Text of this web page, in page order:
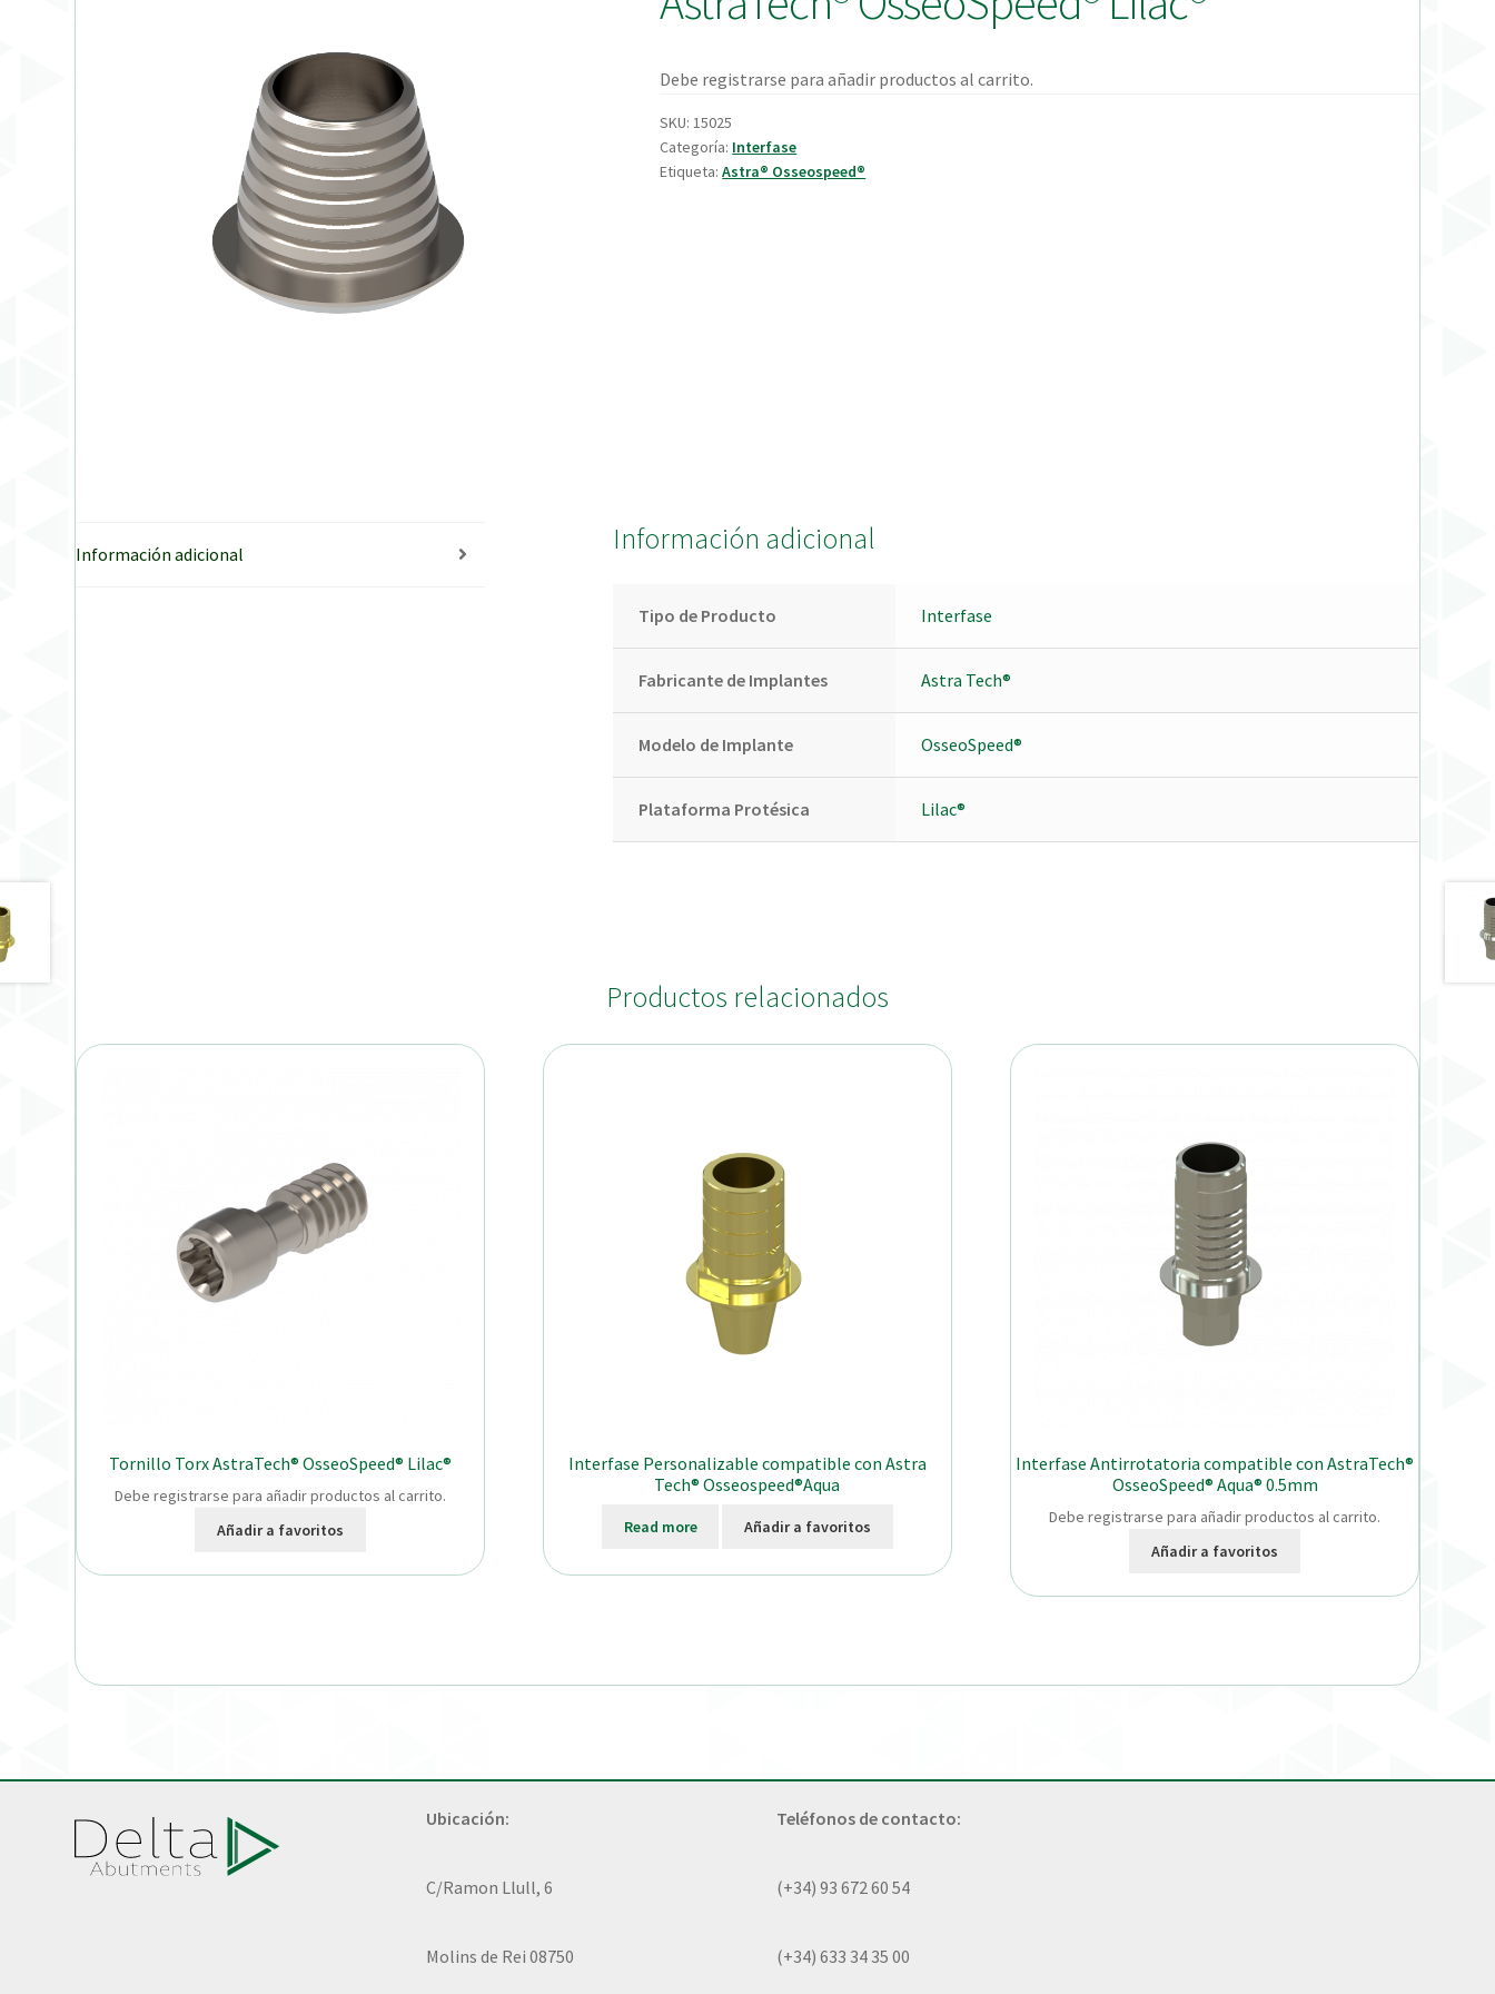
Debe registrarse para añadir productos al carrito.
SKU:15025
Categoría: Interfase
Etiqueta:Astra® Osseospeed®
Información adicional Información adicional
Tipo de Producto Interfase
Fabricante de Implantes Astra Tech®
Modelo de Implante OsseoSpeed®
Plataforma Protésica Lilac®
Productos relacionados
Tornillo Torx AstraTech® OsseoSpeed® Lilac®
Debe registrarse para añadir productos al carrito.
Añadir a favoritos
Interfase Personalizable compatible con Astra
Tech® Osseospeed®Aqua
Read more Añadir a favoritos
Interfase Antirrotatoria compatible con AstraTech®
OsseoSpeed® Aqua® 0.5mm
Debe registrarse para añadir productos al carrito.
Añadir a favoritos
Ubicación:
C/Ramon Llull, 6
Molins de Rei 08750
Teléfonos de contacto:
(+34) 93 672 60 54
(+34) 633 34 35 00